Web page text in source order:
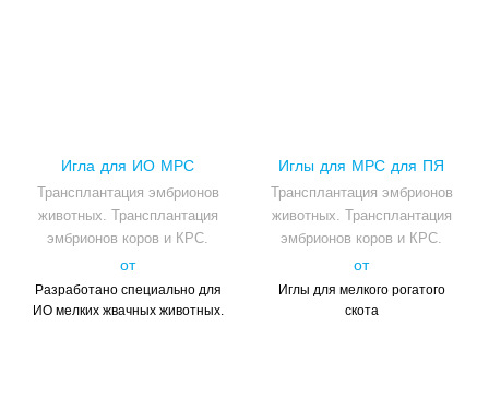
Игла для ИО МРС
Трансплантация эмбрионов
животных. Трансплантация
эмбрионов коров и КРС.
от
Разработано специально для
ИО мелких жвачных животных.
Иглы для МРС для ПЯ
Трансплантация эмбрионов
животных. Трансплантация
эмбрионов коров и КРС.
от
Иглы для мелкого рогатого
скота